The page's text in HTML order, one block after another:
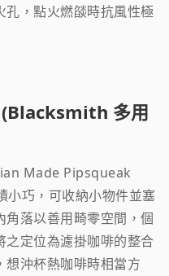
孔，點火燃燄時抗風性極
(Blacksmith 多用
Made Pipsqueak
小巧，可收納小物件並塞
角落以善用畸零空間，個
之定位為濾掛咖啡的整合
想沖杯熱咖啡時相當方